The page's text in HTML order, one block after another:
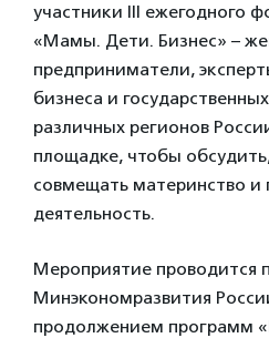
участники III ежегодного
«Мамы. Дети. Бизнес» –
предприниматели,
бизнеса и
различных регионов
площадке, чтобы
совмещать материнство и
деятельность.
Мероприятие проводится
Минэкономразвития
продолжением программ